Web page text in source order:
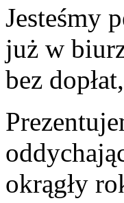
Jesteśmy
już w
bez
okrągły